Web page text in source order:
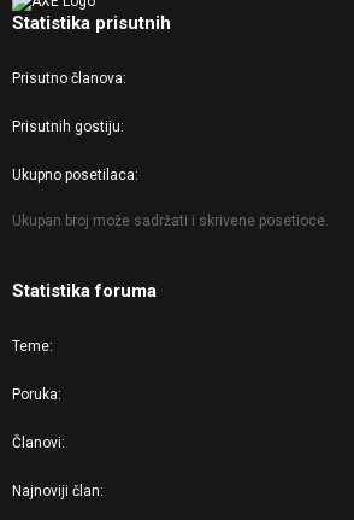
Statistika prisutnih
Prisutno članova
Prisutnih gostiju
Ukupno posetilaca
Ukupan broj može sadržati i skrivene posetioce.
Statistika foruma
Teme
Poruka
Članovi
Najnoviji član